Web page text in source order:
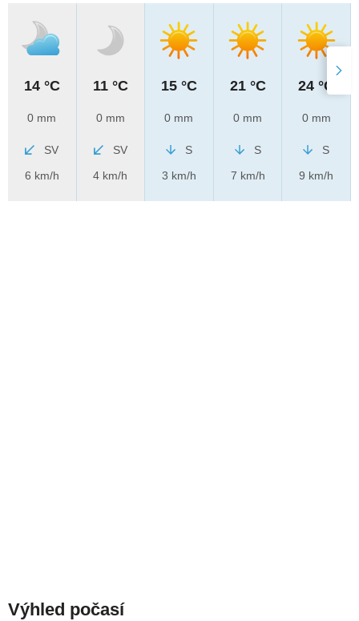
14 °C
0 mm
SV
6 km/h
11 °C
0 mm
SV
4 km/h
15 °C
0 mm
S
3 km/h
21 °C
0 mm
S
7 km/h
24 °C
0 mm
S
9 km/h
Výhled počasí